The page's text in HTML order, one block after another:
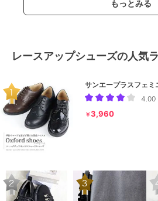
もっとみる
レースアップシューズの人気
サンエープラスフェミ
4.00
￥3,960